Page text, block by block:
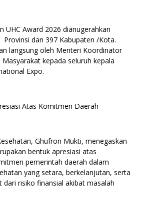
UHC Award 2026 dianugerahkan
dan 397 Kabupaten /Kota.
langsung oleh Menteri Koordinator
kepada seluruh kepala
Expo.
Atas Komitmen Daerah
Ghufron Mukti, menegaskan
bentuk apresiasi atas
pemerintah daerah dalam
yang setara, berkelanjutan, serta
dari risiko finansial akibat masalah